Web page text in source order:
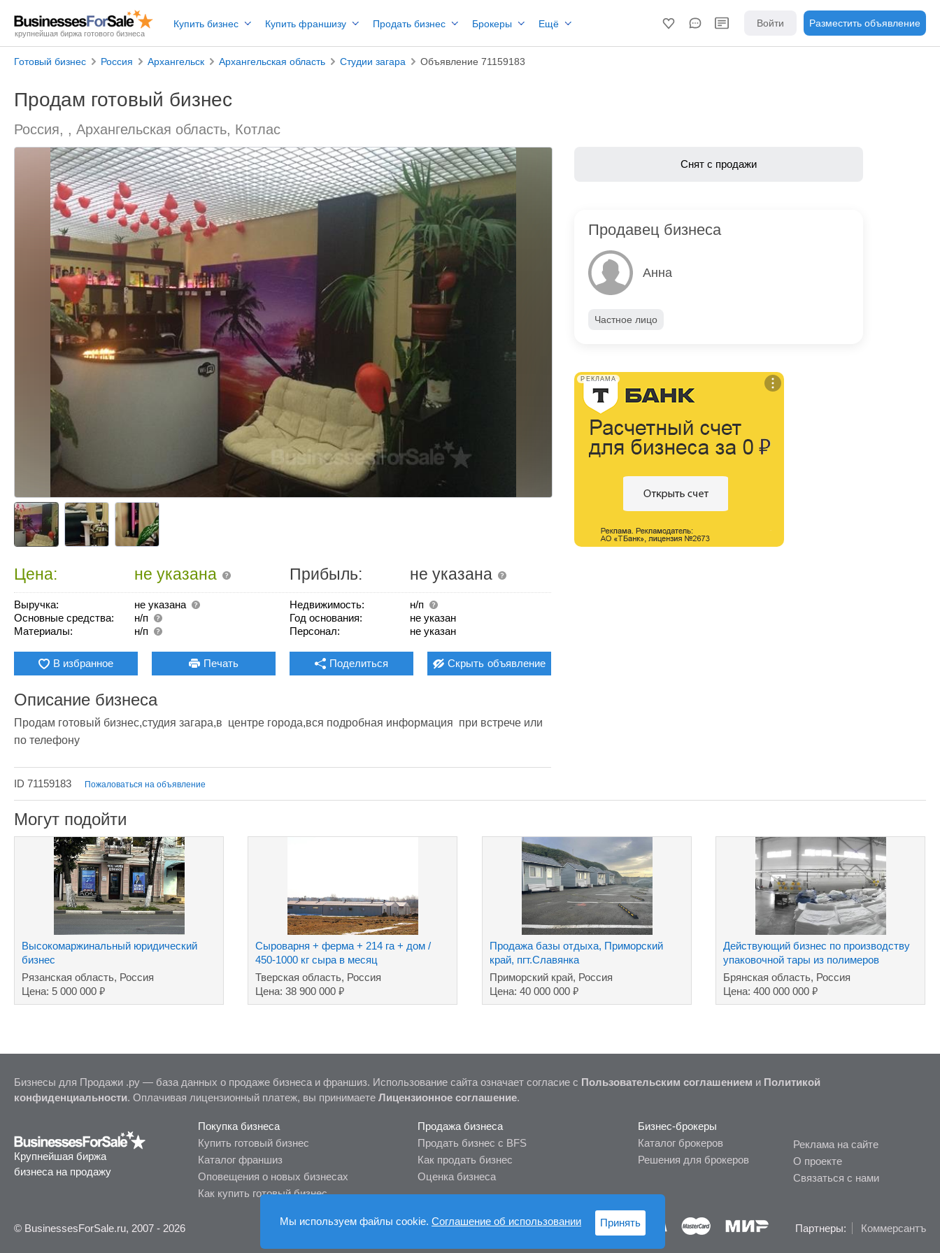
крупнейшая биржа готового бизнеса
Купить бизнес Купить франшизу Продать бизнес Брокеры Ещё Войти Разместить объявление
Готовый бизнес Россия Архангельск Архангельская область Студии загара Объявление 71159183
Продам готовый бизнес
Россия, , Архангельская область, Котлас
Цена: не указана Прибыль: не указана
Выручка:
не указана
Основные средства:
н/п
Материалы:
н/п
Недвижимость:
н/п
Год основания:
не указан
Персонал:
не указан
В избранное Печать Поделиться Скрыть объявление
Описание бизнеса
Продам готовый бизнес,студия загара,в  центре города,вся подробная информация  при встрече или
по телефону
Снят с продажи
Продавец бизнеса
Анна
Частное лицо
РЕКЛАМА
ID 71159183 Пожаловаться на объявление
Могут подойти
Высокомаржинальный юридический
бизнес
Рязанская область, Россия
Цена: 5 000 000 ₽
Сыроварня + ферма + 214 га + дом /
450-1000 кг сыра в месяц
Тверская область, Россия
Цена: 38 900 000₽
Продажа базы отдыха, Приморский
край, пгт.Славянка
Приморский край, Россия
Цена: 40 000 000 ₽
Действующий бизнес по производству
упаковочной тары из полимеров
Брянская область, Россия
Цена: 400 000 000₽
Бизнесы для Продажи .ру — база данных о продаже бизнеса и франшиз. Использование сайта означает согласие с Пользовательским соглашением и Политикой
конфиденциальности. Оплачивая лицензионный платеж, вы принимаете Лицензионное соглашение.
Крупнейшая биржа
бизнеса на продажу
Покупка бизнеса
Купить готовый бизнес
Каталог франшиз
Оповещения о новых бизнесах
Как купить готовый бизнес
Продажа бизнеса
Продать бизнес с BFS
Как продать бизнес
Оценка бизнеса
Бизнес-брокеры
Каталог брокеров
Решения для брокеров
Реклама на сайте
О проекте
Связаться с нами
© BusinessesForSale.ru, 2007 - 2026 Партнеры: Коммерсантъ
Мы используем файлы cookie. Соглашение об использовании Принять